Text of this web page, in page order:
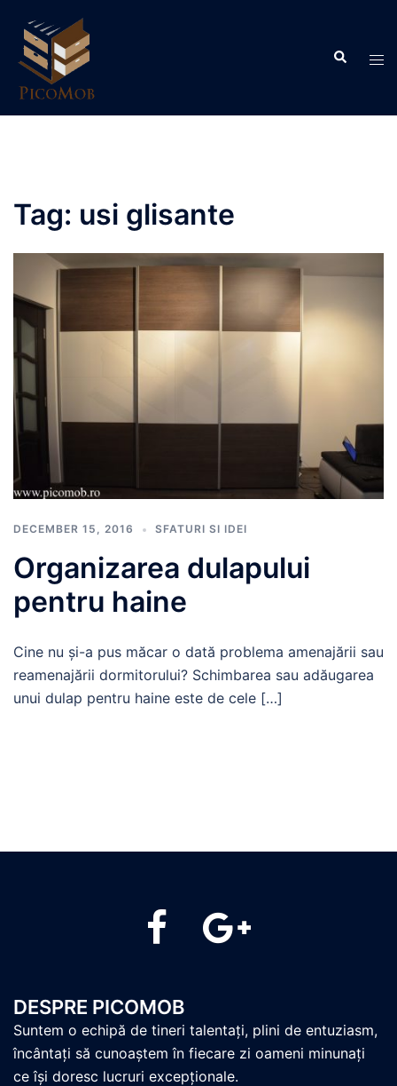
content
Search
Tag: usi glisante
DECEMBER 15, 2016 SFATURI SI IDEI
Organizarea dulapului
pentru haine
Cine nu și-a pus măcar o dată problema amenajării sau
reamenajării dormitorului? Schimbarea sau adăugarea
unui dulap pentru haine este de cele […]
PicoMob
DESPRE PICOMOB
Suntem o echipă de tineri talentați, plini de entuziasm,
încântați să cunoaștem în fiecare zi oameni minunați
ce își doresc lucruri excepționale.